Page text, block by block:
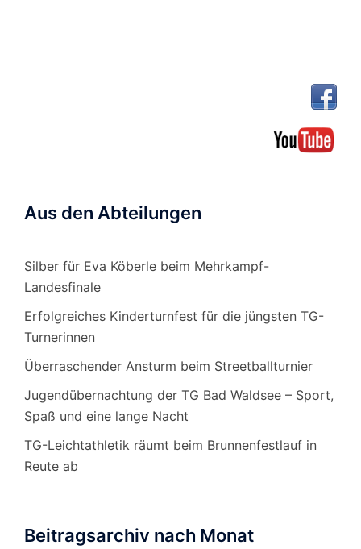
Aus den Abteilungen
Silber für Eva Köberle beim Mehrkampf-
Landesfinale
Erfolgreiches Kinderturnfest für die jüngsten TG-
Turnerinnen
Überraschender Ansturm beim Streetballturnier
Jugendübernachtung der TG Bad Waldsee – Sport,
Spaß und eine lange Nacht
TG-Leichtathletik räumt beim Brunnenfestlauf in
Reute ab
Beitragsarchiv nach Monat